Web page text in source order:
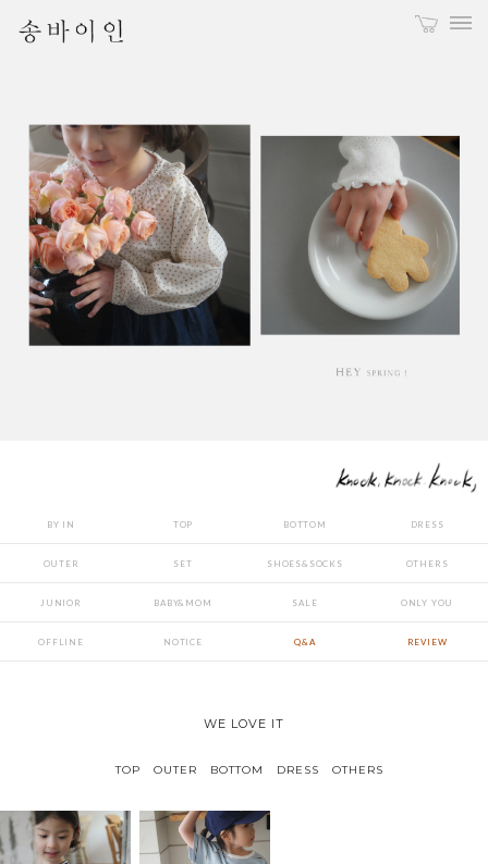
BY IN TOP BOTTOM DRESS
OUTER SET SHOES&SOCKS OTHERS
JUNIOR BABY&MOM SALE ONLY YOU
OFFLINE NOTICE Q&A REVIEW
WE LOVE IT
TOP OUTER BOTTOM DRESS OTHERS